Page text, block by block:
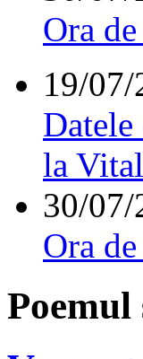
Ora
19/
la
30/07/
Ora